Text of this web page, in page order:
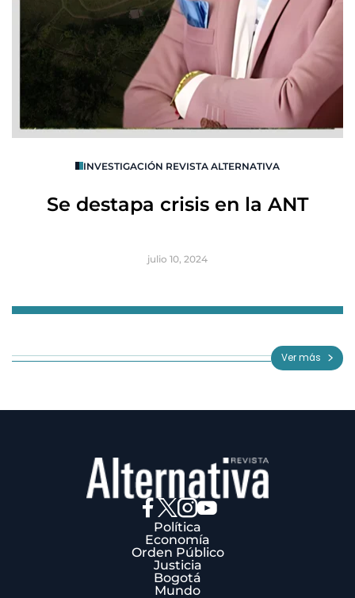
INVESTIGACIÓN REVISTA ALTERNATIVA
Se destapa crisis en la ANT
julio 10, 2024
3
Ver más
Política
Economía
Orden Público
Justicia
Bogotá
Mundo